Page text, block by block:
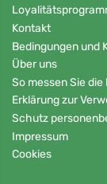
Kontakt
Bedingungen und
Über uns
So messen Sie
Erklärung zur
Schutz
Impressum
Cookies